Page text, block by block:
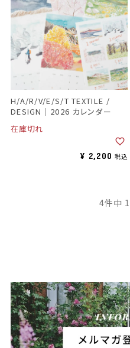
H/A/R/V/E/S/T TEXTILE /
DESIGN｜2026 カレンダー
在庫切れ
¥ 2,200 税込
4件中 1